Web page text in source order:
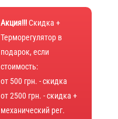
Акция!!!Скидка +
Терморегулятор в
подарок, если
стоимость:
от 500 грн. - скидка
от 2500 грн. - скидка +
механический рег.